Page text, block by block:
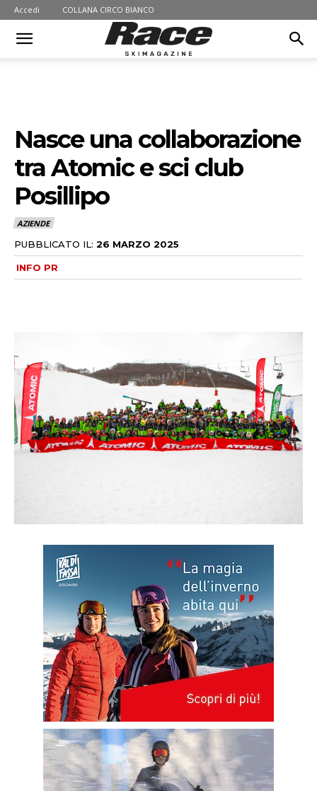
Accedi COLLANA CIRCO BIANCO
Nasce una collaborazione
tra Atomic e sci club
Posillipo
AZIENDE
PUBBLICATO IL: 26 MARZO 2025
INFO PR